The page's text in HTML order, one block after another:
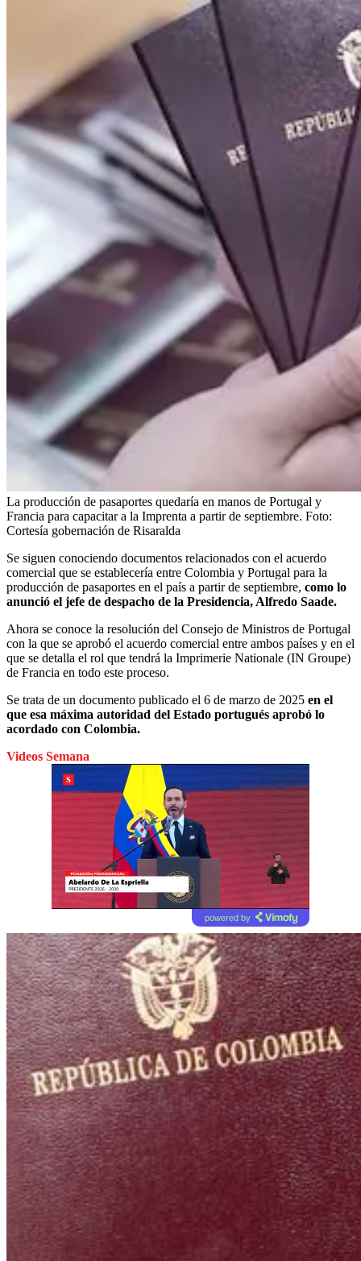
La producción de pasaportes quedaría en manos de Portugal y
Francia para capacitar a la Imprenta a partir de septiembre. Foto:
Cortesía gobernación de Risaralda
Se siguen conociendo documentos relacionados con el acuerdo
comercial que se establecería entre Colombia y Portugal para la
producción de pasaportes en el país a partir de septiembre, como lo
anunció el jefe de despacho de la Presidencia, Alfredo Saade.
Ahora se conoce la resolución del Consejo de Ministros de Portugal
con la que se aprobó el acuerdo comercial entre ambos países y en el
que se detalla el rol que tendrá la Imprimerie Nationale (IN Groupe)
de Francia en todo este proceso.
Se trata de un documento publicado el 6 de marzo de 2025 en el
que esa máxima autoridad del Estado portugués aprobó lo
acordado con Colombia.
Videos Semana
powered by